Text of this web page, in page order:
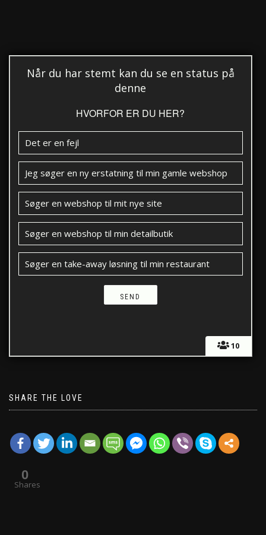
10
Når du har stemt kan du se en status på
denne
HVORFOR ER DU HER?
Det er en fejl
Jeg søger en ny erstatning til min gamle webshop
Søger en webshop til mit nye site
Søger en webshop til min detailbutik
Søger en take-away løsning til min restaurant
SHARE THE LOVE
0
Shares